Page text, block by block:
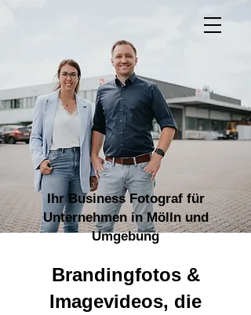
Ihr Business Fotograf für
Unternehmen in Mölln und
Umgebung
Brandingfotos &
Imagevideos, die